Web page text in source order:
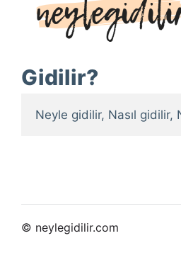
Gidilir?
Neyle gidilir, Nasıl gidilir,
© neylegidilir.com